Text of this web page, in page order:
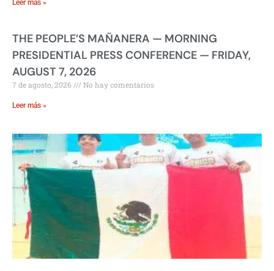
Leer más »
THE PEOPLE’S MAÑANERA — MORNING
PRESIDENTIAL PRESS CONFERENCE — FRIDAY,
AUGUST 7, 2026
7 de agosto, 2026 No hay comentarios
Leer más »